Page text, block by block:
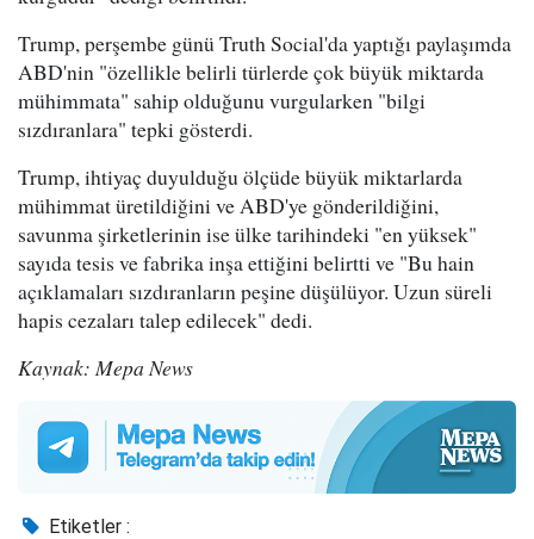
Trump, perşembe günü Truth Social'da yaptığı paylaşımda
ABD'nin "özellikle belirli türlerde çok büyük miktarda
mühimmata" sahip olduğunu vurgularken "bilgi
sızdıranlara" tepki gösterdi.
Trump, ihtiyaç duyulduğu ölçüde büyük miktarlarda
mühimmat üretildiğini ve ABD'ye gönderildiğini,
savunma şirketlerinin ise ülke tarihindeki "en yüksek"
sayıda tesis ve fabrika inşa ettiğini belirtti ve "Bu hain
açıklamaları sızdıranların peşine düşülüyor. Uzun süreli
hapis cezaları talep edilecek" dedi.
Kaynak: Mepa News
Etiketler :